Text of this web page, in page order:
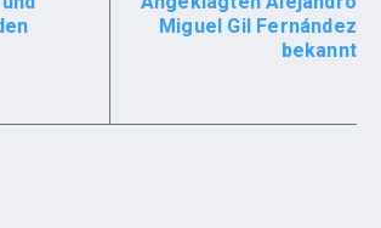
Miguel Gil Fernández
bekannt